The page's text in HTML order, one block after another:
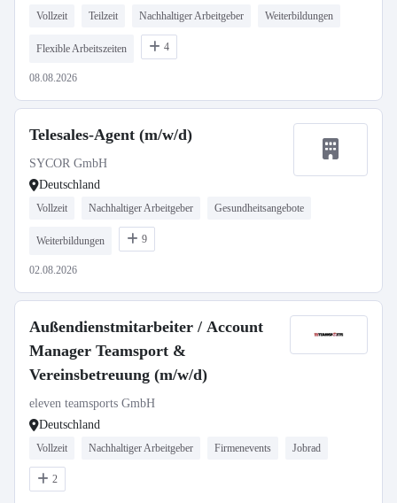
Vollzeit Teilzeit Nachhaltiger Arbeitgeber Weiterbildungen
Flexible Arbeitszeiten 4
08.08.2026
Telesales-Agent (m/w/d)
SYCOR GmbH
Deutschland
Vollzeit Nachhaltiger Arbeitgeber Gesundheitsangebote
Weiterbildungen 9
02.08.2026
Außendienstmitarbeiter / Account
Manager Teamsport &
Vereinsbetreuung (m/w/d)
eleven teamsports GmbH
Deutschland
Vollzeit Nachhaltiger Arbeitgeber Firmenevents Jobrad
2